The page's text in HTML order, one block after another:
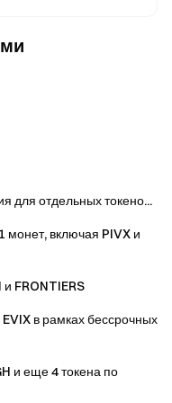
Если у Вас
стратегию и
заранее. В
2026 года.
этими монетами,
и маржинальную
11 июня 2026 года.
для отдельных токено...
монет, включая PIVX и
FRONTIERS
в рамках бессрочных
и еще 4 токена по